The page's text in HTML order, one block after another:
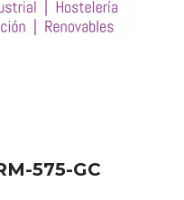
575-GC